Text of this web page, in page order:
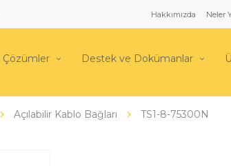
Hakkımızda Neler
Çözümler Destek ve Dokümanlar
Açılabilir Kablo Bağları TS1-8-75300N